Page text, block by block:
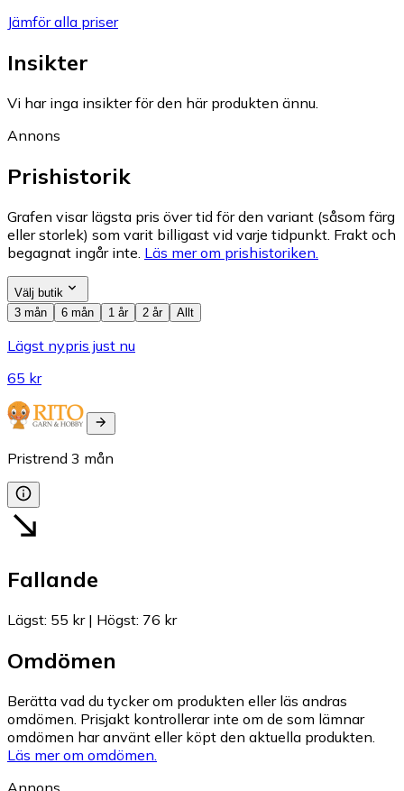
Jämför alla priser
Insikter
Vi har inga insikter för den här produkten ännu.
Annons
Prishistorik
Grafen visar lägsta pris över tid för den variant (såsom färg
eller storlek) som varit billigast vid varje tidpunkt. Frakt och
begagnat ingår inte. Läs mer om prishistoriken.
Välj butik
3 mån
6 mån 1 år 2 år Allt
Lägst nypris just nu
65 kr
Pristrend 3 mån
Fallande
Lägst: 55 kr| Högst: 76 kr
Omdömen
Berätta vad du tycker om produkten eller läs andras
omdömen. Prisjakt kontrollerar inte om de som lämnar
omdömen har använt eller köpt den aktuella produkten.
Läs mer om omdömen.
Annons